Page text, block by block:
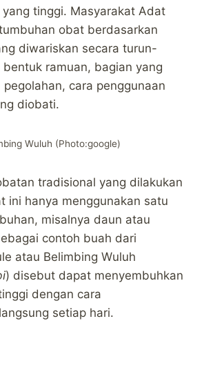
tinggi. Masyarakat Adat
obat berdasarkan
diwariskan secara turun-
ramuan, bagian yang
cara penggunaan
diobati.
Wuluh (Photo:google)
tradisional yang dilakukan
ini hanya menggunakan satu
misalnya daun atau
contoh buah dari
atau Belimbing Wuluh
) disebut dapat menyembuhkan
dengan cara
setiap hari.